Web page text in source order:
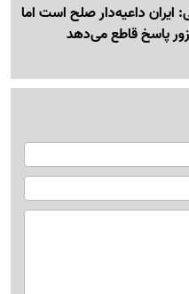
ایران داعیه‌دار صلح است اما
زور پاسخ قاطع می‌دهد